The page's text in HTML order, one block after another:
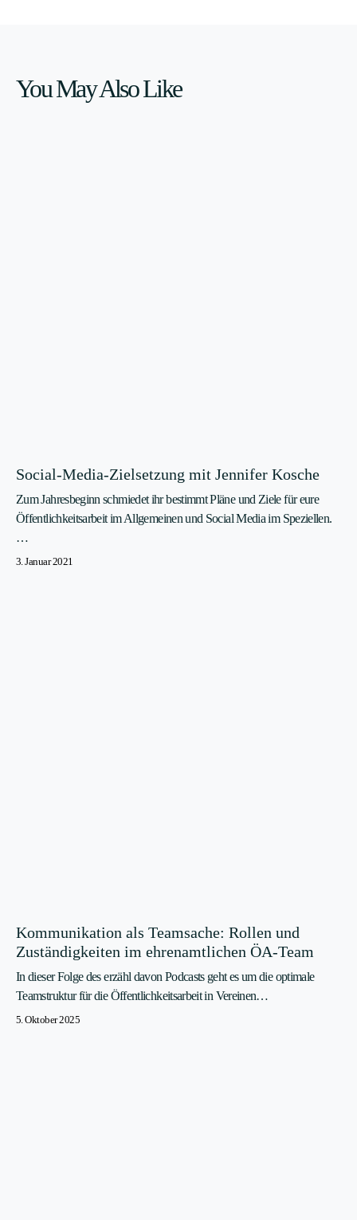
You May Also Like
Social-Media-Zielsetzung mit Jennifer Kosche
Zum Jahresbeginn schmiedet ihr bestimmt Pläne und Ziele für eure
Öffentlichkeitsarbeit im Allgemeinen und Social Media im Speziellen.
…
3. Januar 2021
Kommunikation als Teamsache: Rollen und
Zuständigkeiten im ehrenamtlichen ÖA-Team
In dieser Folge des erzähl davon Podcasts geht es um die optimale
Teamstruktur für die Öffentlichkeitsarbeit in Vereinen…
5. Oktober 2025